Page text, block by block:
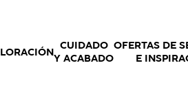
CUIDADO
Y ACABADO
OFERTAS DE
E